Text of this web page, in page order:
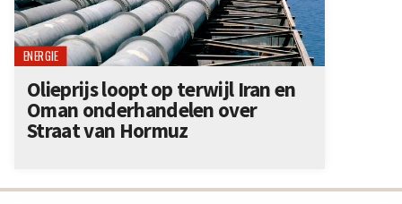
ENERGIE
Olieprijs loopt op terwijl Iran en
Oman onderhandelen over
Straat van Hormuz